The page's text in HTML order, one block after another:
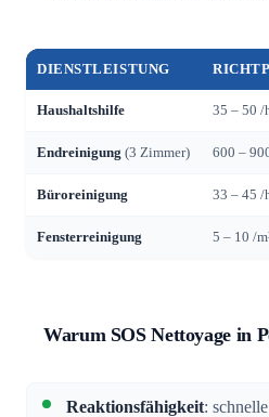
DIENSTLEISTUNG
Haushaltshilfe 35 – 50 /
Endreinigung (3 Zimmer) 600 –
Büroreinigung 33 – 45 /
Fensterreinigung 5 – 10 /
Warum SOS Nettoyage in
Reaktionsfähigkeit: